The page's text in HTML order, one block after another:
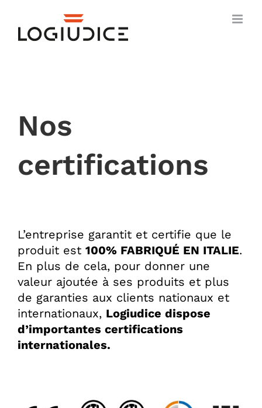
content
Nos
certifications
L’entreprise garantit et certifie que le
produit est 100% FABRIQUÉ EN ITALIE.
En plus de cela, pour donner une
valeur ajoutée à ses produits et plus
de garanties aux clients nationaux et
internationaux, Logiudice dispose
d’importantes certifications
internationales.